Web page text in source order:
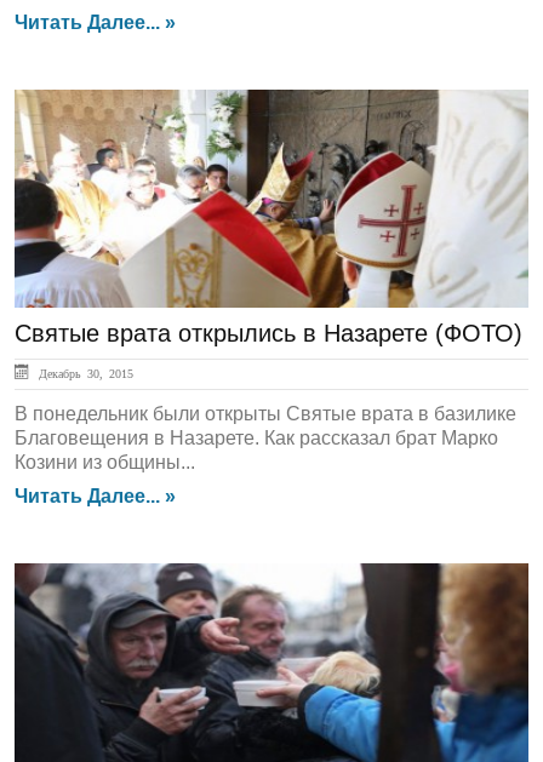
Читать Далее... »
ЛЕНТА НОВОСТЕЙ
Святые врата открылись в Назарете (ФОТО)
Декабрь 30, 2015
В понедельник были открыты Святые врата в базилике
Благовещения в Назарете. Как рассказал брат Марко
Козини из общины...
Читать Далее... »
ЛЕНТА НОВОСТЕЙ